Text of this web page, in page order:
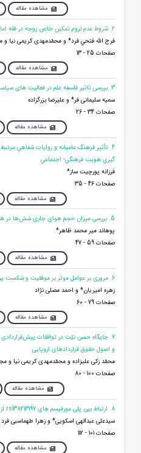
مشاهده مقاله
2. شروط عدم لزوم تمکین خاص زوجه در فقه امامیه
فرج الله فتحي فرد* و محمّدمهدی کریمی نیا و
صفحات 25 - 13
مشاهده مقاله
3. بررسی تاثیر فلسفه علم در فعالیت های سیاست گذاری نهادهای علمی
سمیه سلیمانی فر* و علیرضا بزرگزاده
صفحات 34 - 26
مشاهده مقاله
4. تأثير فرهنگ عاميانه و روايات شفاهي
گيري هويت فرهنگي- اجتماعي
فرزانه پورچيت ساز*
صفحات 46 - 35
مشاهده مقاله
5. بررسی میزان حجم هوای جاری شش‌ها در هنگام دم و بازدم
پوهاند میر محمد ظاهر*
صفحات 59 - 47
مشاهده مقاله
6. مروری بر عوامل موثر بر موفقیت و شکست پروژه های مهندسی مجدد فرآیند ها
زهره امیریان* و احمد مصلی نژاد
صفحات 79 - 60
مشاهده مقاله
7. جایگاه حسن نیّت در توافقات پیش‌قراردادی
و اصول حقوق قراردادهای اروپایی
محمّد زکی علیزاده و محمّدمهدی کریمی نیا و
صفحات 100 - 80
مشاهده مقاله
8. ارتباط بین پلی مورفیسم های rs138213197 از ژن HOX B13 با سرطان پروستات
سیدعلی عبدالهی اسکویی* و زهرا طهماسبی
صفحات 101 - 112
مشاهده مقاله